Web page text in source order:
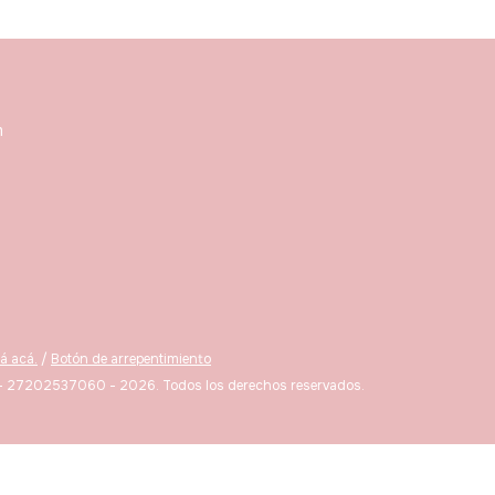
acá. / Botón de arrepentimiento
27202537060 - 2026. Todos los derechos reservados.